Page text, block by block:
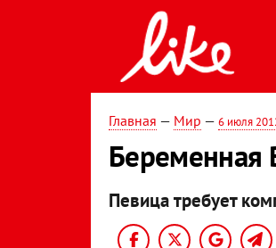
Главная — Мир — 6 июля
Беременная
Певица требует